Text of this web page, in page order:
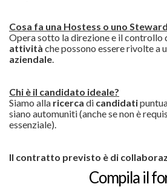
Cosa fa una Hostess o uno
Opera sotto la direzione e il controllo
attività che possono essere rivolte a
aziendale
Chi è il candidato ideale?
Siamo alla ricerca di candidati
siano automuniti (anche se non è
essenziale).
Il contratto previsto è di
Compila il